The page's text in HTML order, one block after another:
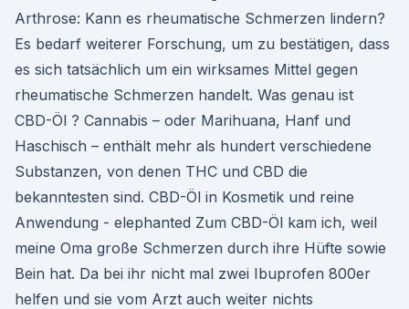
Arthrose: Kann es rheumatische Schmerzen lindern?
Es bedarf weiterer Forschung, um zu bestätigen, dass
es sich tatsächlich um ein wirksames Mittel gegen
rheumatische Schmerzen handelt. Was genau ist
CBD-Öl ? Cannabis – oder Marihuana, Hanf und
Haschisch – enthält mehr als hundert verschiedene
Substanzen, von denen THC und CBD die
bekanntesten sind. CBD-Öl in Kosmetik und reine
Anwendung - elephanted Zum CBD-Öl kam ich, weil
meine Oma große Schmerzen durch ihre Hüfte sowie
Bein hat. Da bei ihr nicht mal zwei Ibuprofen 800er
helfen und sie vom Arzt auch weiter nichts